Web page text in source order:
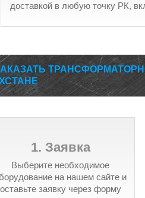
доставкой в любую точку РК,
1. Заявка
Выберите необходимое
на нашем сайте и
оставьте заявку через форму